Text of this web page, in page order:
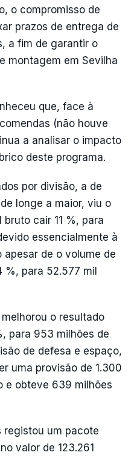
o compromisso de
prazos de entrega de
a fim de garantir o
montagem em Sevilha
que, face à
(não houve
a analisar o impacto
deste programa.
por divisão, a de
longe a maior, viu o
cair 11 %, para
essencialmente à
de o volume de
para 52.577 mil
o resultado
para 953 milhões de
de defesa e espaço,
uma provisão de 1.300
e obteve 639 milhões
registou um pacote
valor de 123.261